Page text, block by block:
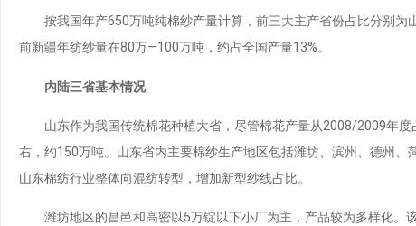
按我国年产650万吨纯棉纱产量计算，前三大主产省份占比分别为
前新疆年纺纱量在80万—100万吨，约占全国产量13%。
内陆三省基本情况
山东作为我国传统棉花种植大省，尽管棉花产量从2008/2009年度
右，约150万吨。山东省内主要棉纱生产地区包括潍坊、滨州、德州
山东棉纺行业整体向混纺转型，增加新型纱线占比。
潍坊地区的昌邑和高密以5万锭以下小厂为主，产品较为多样化。